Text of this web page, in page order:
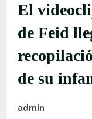
El
de Feid
de su
admin